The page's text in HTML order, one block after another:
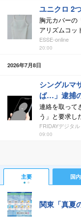
ユニクロ 2
胸元カバーの
アリズムコッ
ESSE-online
20:00
2026年7月8日
シングルマ
ば…」逮捕
連絡を取って
う」と要求し
FRIDAYデジタル
09:00
主要 国内
関東「真夏